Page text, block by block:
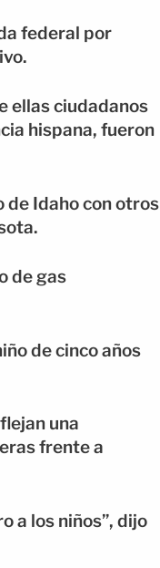
federal por
ellas ciudadanos
hispana, fueron
de Idaho con otros
de gas
de cinco años
una
frente a
a los niños”, dijo